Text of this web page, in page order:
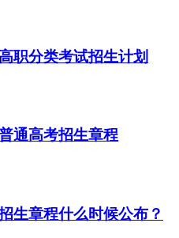
职分类考试招生计划
通高考招生章程
生章程什么时候公布？